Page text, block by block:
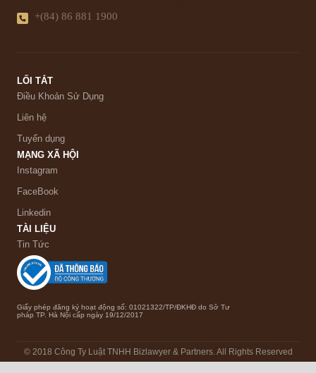
+(84) 86 881 1900
LỐI TẮT
Điều Khoản Sử Dụng
Liên hệ
Tuyển dụng
MẠNG XÃ HỘI
Instagram
FaceBook
Linkedin
TÀI LIỆU
Tin Tức
Giấy phép đăng ký hoạt động số: 01021322/TP/ĐKHĐ do Sở Tư
pháp TP. Hà Nội cấp ngày 19/12/2017
© 2018 Công Ty Luật TNHH Bizlawyer & Partners. All Rights Reserved